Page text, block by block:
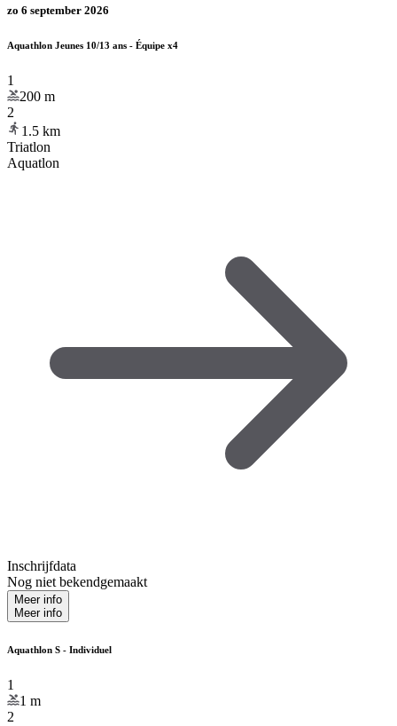
zo 6 september 2026
Aquathlon Jeunes 10/13 ans - Équipe x4
1
200 m
2
1.5 km
Triatlon
Aquatlon
Inschrijfdata
Nog niet bekendgemaakt
Meer info
Meer info
Aquathlon S - Individuel
1
1 m
2